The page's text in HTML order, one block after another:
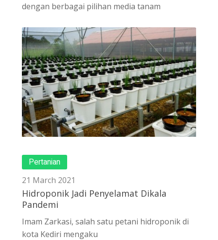
dengan berbagai pilihan media tanam
Pertanian
21 March 2021
Hidroponik Jadi Penyelamat Dikala
Pandemi
Imam Zarkasi, salah satu petani hidroponik di
kota Kediri mengaku